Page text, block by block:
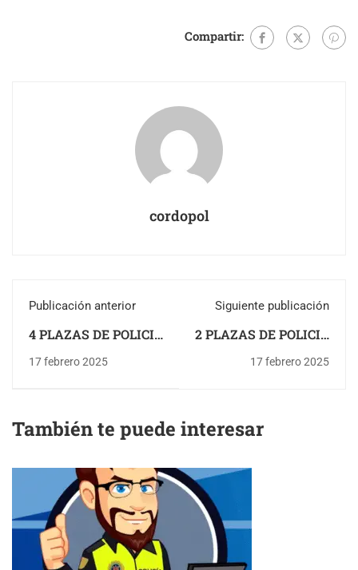
Compartir:
cordopol
Publicación anterior
4 PLAZAS DE POLICIA
LOCAL EN MOTRIL
17 febrero 2025
Siguiente publicación
2 PLAZAS DE POLICIA
LOCAL EN
17 febrero 2025
También te puede interesar